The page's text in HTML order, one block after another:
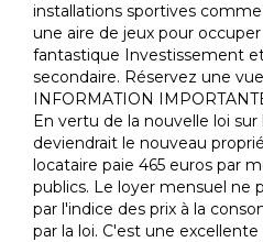
installations sportives
une aire de jeux pour
fantastique Investissement
secondaire. Réservez une
INFORMATION
En vertu de la nouvelle loi
deviendrait le nouveau
locataire paie 465 euros par
publics. Le loyer mensuel
par l'indice des prix à la
par la loi. C'est une